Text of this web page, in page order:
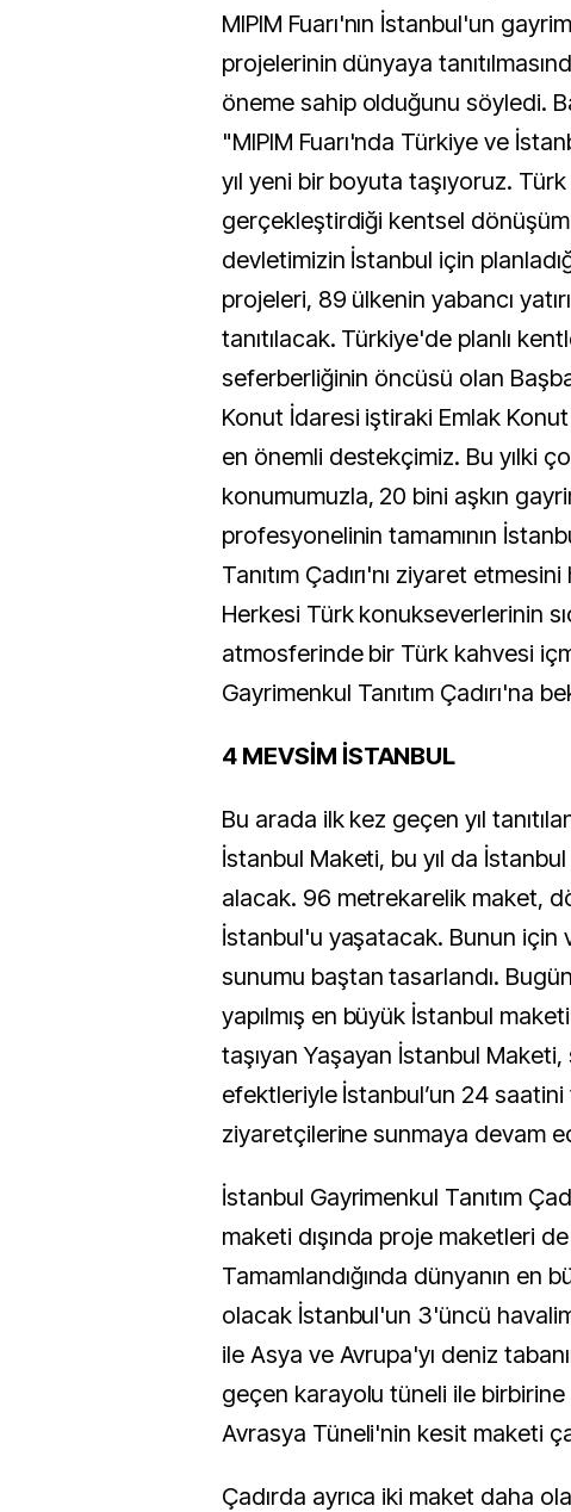
MIPIM Fuarı'nın İstanbul'un
projelerinin dünyaya
öneme sahip olduğunu söyledi.
"MIPIM Fuarı'nda Türkiye ve
yıl yeni bir boyuta taşıyoruz. Türk
gerçekleştirdiği kentsel
devletimizin İstanbul için
projeleri, 89 ülkenin yabancı
tanıtılacak. Türkiye'de planlı
seferberliğinin öncüsü olan
Konut İdaresi iştiraki Emlak
en önemli destekçimiz. Bu yılki
konumumuzla, 20 bini aşkın
profesyonelinin tamamının
Tanıtım Çadırı'nı ziyaret
Herkesi Türk konukseverlerinin
atmosferinde bir Türk kahvesi
Gayrimenkul Tanıtım Çadırı'na
4 MEVSİM İSTANBUL
Bu arada ilk kez geçen yıl
İstanbul Maketi, bu yıl da İstanbul
alacak. 96 metrekarelik maket,
İstanbul'u yaşatacak. Bunun için
sunumu baştan tasarlandı.
yapılmış en büyük İstanbul
taşıyan Yaşayan İstanbul
efektleriyle İstanbul’un 24 saatini
ziyaretçilerine sunmaya devam
İstanbul Gayrimenkul Tanıtım
maketi dışında proje maketleri
Tamamlandığında dünyanın en
olacak İstanbul'un 3'üncü
ile Asya ve Avrupa'yı deniz
geçen karayolu tüneli ile
Avrasya Tüneli'nin kesit maketi
Çadırda ayrıca iki maket daha